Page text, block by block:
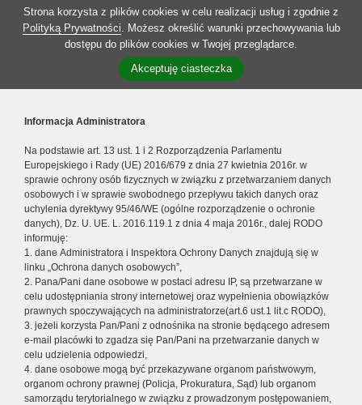
Strona korzysta z plików cookies w celu realizacji usług i zgodnie z
Polityką Prywatności. Możesz określić warunki przechowywania lub
dostępu do plików cookies w Twojej przeglądarce.
Akceptuję ciasteczka
Informacja Administratora
Na podstawie art. 13 ust. 1 i 2 Rozporządzenia Parlamentu
Europejskiego i Rady (UE) 2016/679 z dnia 27 kwietnia 2016r. w
sprawie ochrony osób fizycznych w związku z przetwarzaniem danych
osobowych i w sprawie swobodnego przepływu takich danych oraz
uchylenia dyrektywy 95/46/WE (ogólne rozporządzenie o ochronie
danych), Dz. U. UE. L. 2016.119.1 z dnia 4 maja 2016r., dalej RODO
informuję:
1. dane Administratora i Inspektora Ochrony Danych znajdują się w
linku „Ochrona danych osobowych”,
2. Pana/Pani dane osobowe w postaci adresu IP, są przetwarzane w
celu udostępniania strony internetowej oraz wypełnienia obowiązków
prawnych spoczywających na administratorze(art.6 ust.1 lit.c RODO),
3. jeżeli korzysta Pan/Pani z odnośnika na stronie będącego adresem
e-mail placówki to zgadza się Pan/Pani na przetwarzanie danych w
celu udzielenia odpowiedzi,
4. dane osobowe mogą być przekazywane organom państwowym,
organom ochrony prawnej (Policja, Prokuratura, Sąd) lub organom
samorządu terytorialnego w związku z prowadzonym postępowaniem,